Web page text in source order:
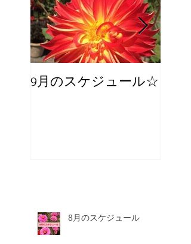
9月のスケジュール☆
8月のスケジュール